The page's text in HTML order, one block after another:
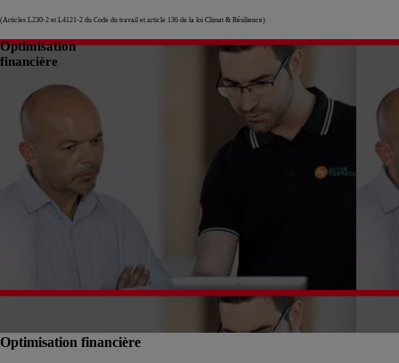
(Articles L230-2 et L4121-2 du Code du travail et article 136 de la loi Climat & Résilience)
Optimisation
financière
Optimisation financière